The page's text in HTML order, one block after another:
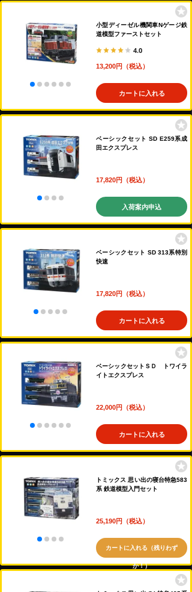
小型ディーゼル機関車Nゲージ鉄
道模型ファーストセット
4.0
13,200円（税込）
カートに入れる
ベーシックセット SD E259系成
田エクスプレス
17,820円（税込）
入荷案内申込
ベーシックセット SD 313系特別
快速
17,820円（税込）
カートに入れる
ベーシックセットＳＤ トワイラ
イトエクスプレス
22,000円（税込）
カートに入れる
トミックス 思い出の寝台特急583
系 鉄道模型入門セット
25,190円（税込）
カートに入れる（残りわず
か！）